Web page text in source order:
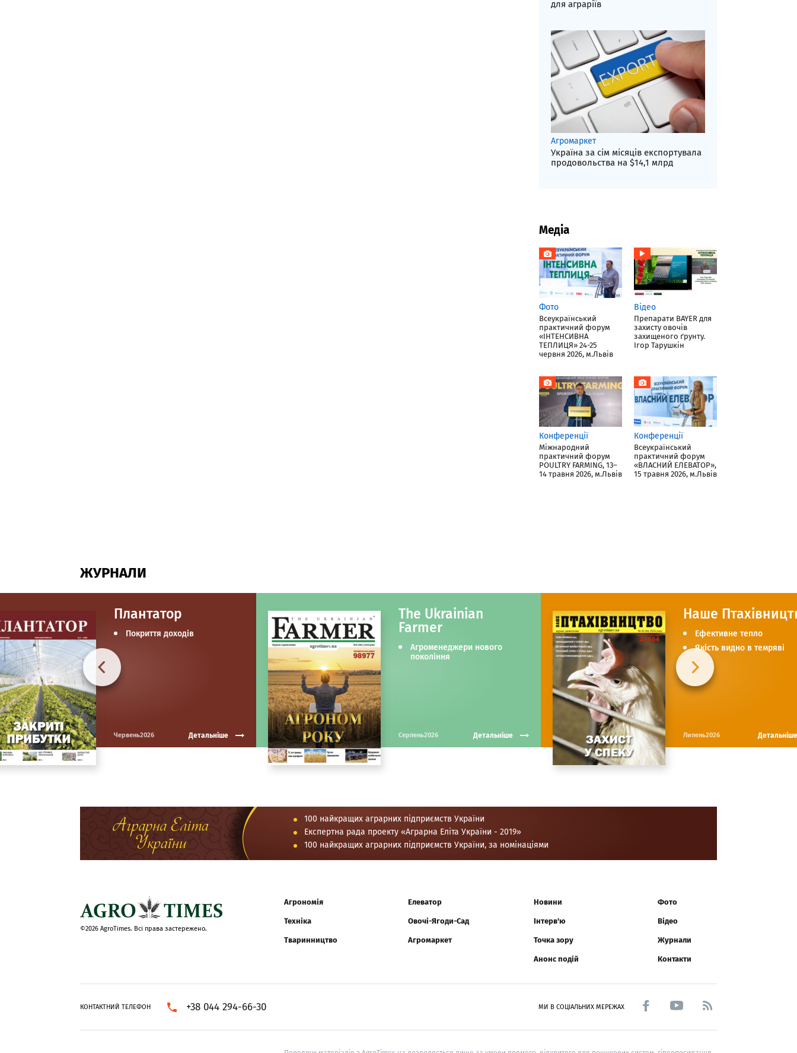
для аграріїв
Агромаркет
Україна за сім місяців експортувала
продовольства на $14,1 млрд
Медіа
Фото
Всеукраїнський
практичний форум
«ІНТЕНСИВНА
ТЕПЛИЦЯ» 24-25
червня 2026, м.Львів
Відео
Препарати BAYER для
захисту овочів
захищеного ґрунту.
Ігор Тарушкін
Конференції
Міжнародний
практичний форум
POULTRY FARMING, 13–
14 травня 2026, м.Львів
Конференції
Всеукраїнський
практичний форум
«ВЛАСНИЙ ЕЛЕВАТОР»,
15 травня 2026, м.Львів
ЖУРНАЛИ
The Ukrainian
Farmer
Агроменеджери нового
покоління
Серпень2026 Детальніше
Наше
Ефективне тепло
Якість видно в темряві
Липень2026 Детальніше
Плантатор
Покриття доходів
Червень2026 Детальніше
100 найкращих аграрних підприємств України
Експертна рада проекту «Аграрна Еліта України - 2019»
100 найкращих аграрних підприємств України, за номінаціями
©2026 AgroTimes. Всі права застережено.
Агрономія
Техніка
Тваринництво
Елеватор
Овочі-Ягоди-Сад
Агромаркет
Новини
Інтерв'ю
Точка зору
Анонс подій
Фото
Відео
Журнали
Контакти
КОНТАКТНИЙ ТЕЛЕФОН +38 044 294-66-30 МИ В СОЦІАЛЬНИХ МЕРЕЖАХ